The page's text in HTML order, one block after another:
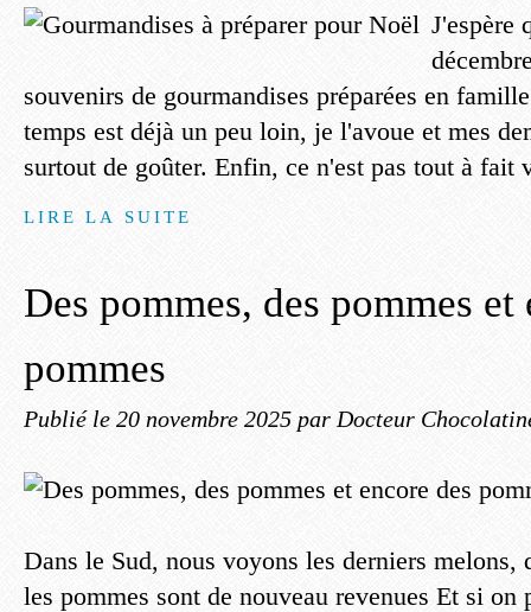
J'espère
souvenirs de gourmandises préparées en
temps est déjà un peu loin, je l'avoue et mes
surtout de goûter. Enfin, ce n'est pas tout à fait
LIRE LA SUITE
Des pommes, des pommes et
pommes
Publié le 20 novembre 2025 par Docteur
Dans le Sud, nous voyons les derniers melons,
les pommes sont de nouveau revenues Et si on